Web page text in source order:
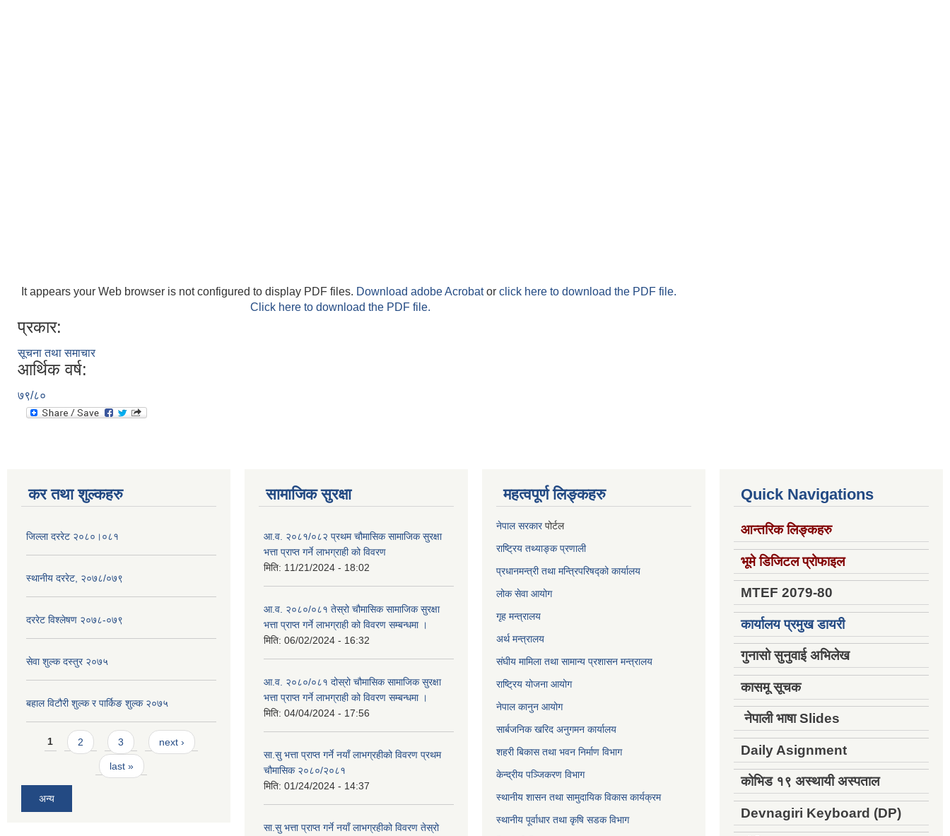
It appears your Web browser is not configured to display PDF files. Download adobe Acrobator click here to download the PDF file.
Click here to download the PDF file.
प्रकार:
सूचना तथा समाचार
आर्थिक वर्ष:
७९/८०
कर तथा शुल्कहरु
जिल्ला दररेट २०८०।०८१
स्थानीय दररेट, २०७८/०७९
दररेट विश्लेषण २०७८-०७९
सेवा शुल्क दस्तुर २०७५
बहाल विटौरी शुल्क र पार्किङ शुल्क २०७५
Pages
1 2 3 next ›
last »
अन्य
सामाजिक सुरक्षा
आ.व. २०८१/०८२ प्रथम चौमासिक सामाजिक सुरक्षा
भत्ता प्राप्त गर्ने लाभग्राही को विवरण
मिति: 11/21/2024 - 18:02
आ.व. २०८०/०८१ तेस्रो चौमासिक सामाजिक सुरक्षा
भत्ता प्राप्त गर्ने लाभग्राही को विवरण सम्बन्धमा ।
मिति: 06/02/2024 - 16:32
आ.व. २०८०/०८१ दोस्रो चौमासिक सामाजिक सुरक्षा
भत्ता प्राप्त गर्ने लाभग्राही को विवरण सम्बन्धमा ।
मिति: 04/04/2024 - 17:56
सा.सु भत्ता प्राप्त गर्ने नयाँ लाभग्रहीको विवरण प्रथम
चौमासिक २०८०/२०८१
मिति: 01/24/2024 - 14:37
सा.सु भत्ता प्राप्त गर्ने नयाँ लाभग्रहीको विवरण तेस्रो
महत्वपूर्ण लिङ्कहरु
नेपाल सरकारपोर्टल
राष्ट्रिय तथ्याङ्क प्रणाली
प्रधानमन्त्री तथा मन्त्रिपरिषद्को कार्यालय
लोक सेवाआयोग
गृह मन्त्रालय
अर्थ मन्त्रालय
संघीय मामिला तथा सामान्य प्रशासन मन्त्रालय
राष्ट्रिय योजना आयोग
नेपाल कानुन आयोग
सार्बजनिक खरिद अनुगमन कार्यालय
शहरी बिकास तथा भवन निर्माण विभाग
केन्द्रीय पञ्जिकरण विभाग
स्थानीय शासन तथा सामुदायिक विकास कार्यक्रम
स्थानीय पूर्वाधार तथा कृषि सडक विभाग
Quick Navigations
आन्तरिक लिङ्कहरु
भूमे डिजिटल प्रोफाइल
MTEF 2079-80
कार्यालय प्रमुख डायरी
गुनासो सुनुवाई अभिलेख
कासमू सूचक
नेपाली भाषा Slides
Daily Asignment
कोभिड १९ अस्थायी अस्पताल
Devnagiri Keyboard (DP)